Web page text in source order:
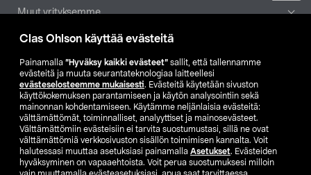
Clas Ohlson käyttää evästeitä
Painamalla ”Hyväksy kaikki evästeet” sallit, että tallennamme
evästeitä ja muuta seurantateknologiaa laitteellesi
evästeselosteemme mukaisesti. Evästeitä käytetään sivuston
käyttökokemuksen parantamiseen ja käytön analysointiin sekä
mainonnan kohdentamiseen. Käytämme neljänlaisia evästeitä:
välttämättömät, toiminnalliset, analyyttiset ja mainosevästeet.
Välttämättömiin evästeisiin ei tarvita suostumustasi, sillä ne ovat
välttämättömiä verkkosivuston sisällön toimimisen kannalta. Voit
halutessasi muuttaa asetuksiasi painamalla Asetukset. Evästeiden
hyväksyminen on vapaaehtoista. Voit perua suostumuksesi milloin
Muut yrityksemme
Etsi myymälä
SE NO FI
FI SV